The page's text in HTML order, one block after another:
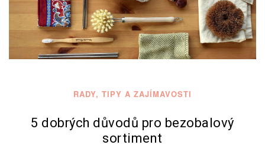
RADY, TIPY A ZAJÍMAVOSTI
5 dobrých důvodů pro bezobalový
sortiment